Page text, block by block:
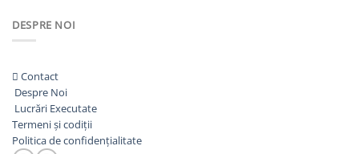
4.935,00lei.
DESPRE NOI
Contact
Despre Noi
Lucrări Executate
Termeni și codiții
Politica de confidențialitate